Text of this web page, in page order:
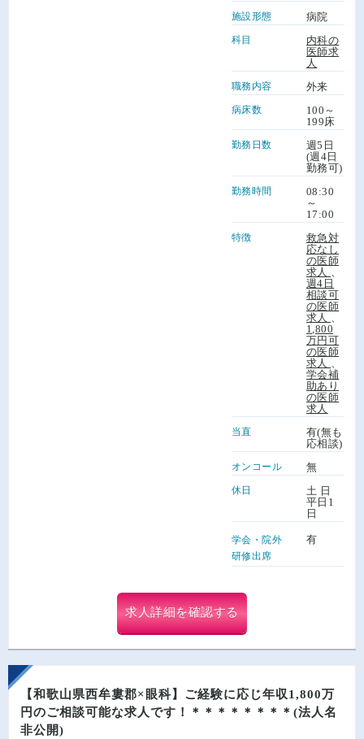
施設形態 病院
科目
内科の
医師求
人
職務内容 外来
病床数
100～
199床
勤務日数
週5日
(週4日
勤務可)
勤務時間
08:30
～
17:00
特徴
救急対
応なし
の医師
求人
週4日
相談可
の医師
求人
1,800
万円可
の医師
求人
学会補
助あり
の医師
求人
当直
有(無も
応相談)
オンコール 無
休日
土 日
平日1
日
学会・院外
研修出席
有
求人詳細を確認する
【和歌山県西牟婁郡×眼科】ご経験に応じ年収1,800万
円のご相談可能な求人です！＊＊＊＊＊＊＊＊(法人名
非公開)